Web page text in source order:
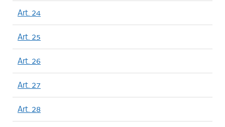
Art. 24
Art. 25
Art. 26
Art. 27
Art. 28